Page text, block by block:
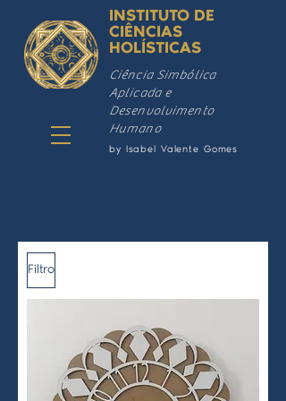
INSTITUTO DE
CIÊNCIAS
HOLÍSTICAS
by Isabel Valente Gomes
Ciência Simbólica
Aplicada e
Desenvolvimento
Humano
Filtro